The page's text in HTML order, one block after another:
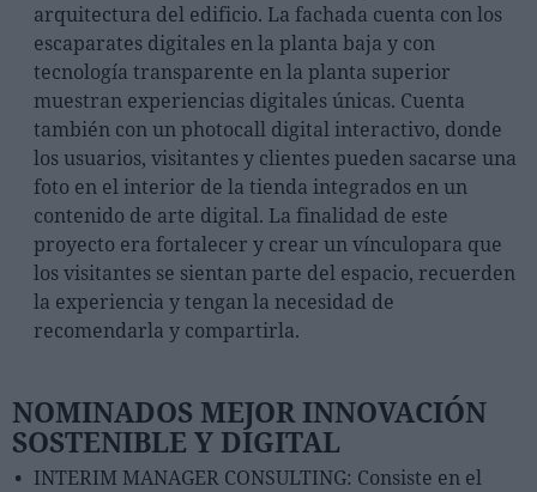
arquitectura del edificio. La fachada cuenta con los
escaparates digitales en la planta baja y con
tecnología transparente en la planta superior
muestran experiencias digitales únicas. Cuenta
también con un photocall digital interactivo, donde
los usuarios, visitantes y clientes pueden sacarse una
foto en el interior de la tienda integrados en un
contenido de arte digital. La finalidad de este
proyecto era fortalecer y crear un vínculopara que
los visitantes se sientan parte del espacio, recuerden
la experiencia y tengan la necesidad de
recomendarla y compartirla.
NOMINADOS MEJOR INNOVACIÓN
SOSTENIBLE Y DIGITAL
INTERIM MANAGER CONSULTING: Consiste en el